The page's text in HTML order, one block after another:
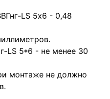
LS 5х6 - 0,48
LS 5*6 - не менее 30
монтаже не должно